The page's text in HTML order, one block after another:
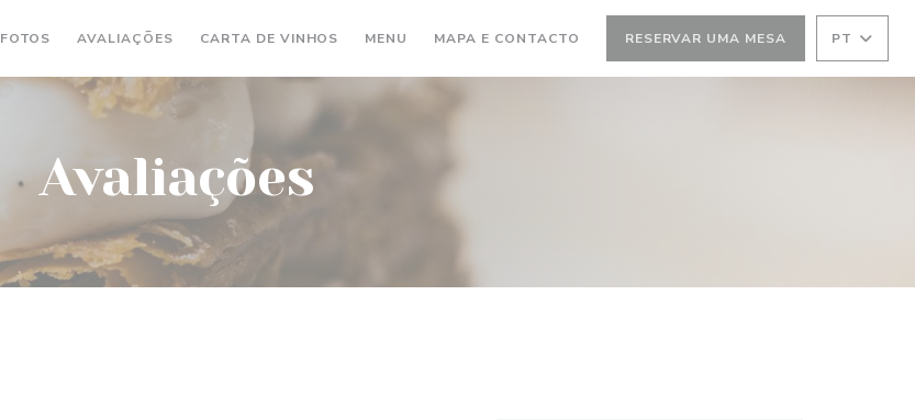
FOTOS AVALIAÇÕES CARTA DE VINHOS ((ABRE NUMA NOVA JANELA))
MENU ((ABRE NUMA NOVA JANELA))
MAPA E CONTACTO RESERVAR UMA MESA PT
Avaliações